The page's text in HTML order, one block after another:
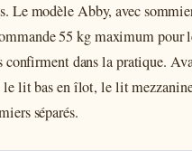
Le modèle Abby, avec
55 kg maximum pour
dans la pratique.
lit bas en îlot, le lit
séparés.